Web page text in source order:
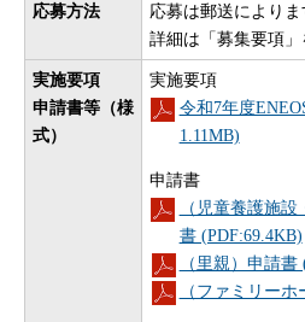
応募方法
応募は郵送により
詳細は「募集要項」
実施要項
申請書等（様
式）
実施要項
令和7年度
1.11MB)
申請書
（児童養護施
書 (PDF:69.4KB)
（里親）申請書
（ファミリー